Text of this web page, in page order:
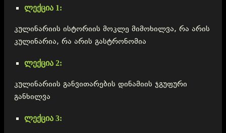
ლექცია 1:
კულინარიის ისტორიის მოკლე მიმოხილვა, რა არის
კულინარია, რა არის გასტრონომია
ლექცია 2:
კულინარიის განვითარების დინამიის ჯგუფური
განხილვა
ლექცია 3: